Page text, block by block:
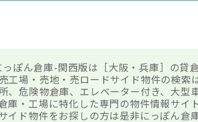
ぽん倉庫-関西版は［大阪・兵庫］の貸
工場・売地・売ロードサイド物件の検索
、危険物倉庫、エレベーター付き、大型
庫・工場に特化した専門の物件情報サイ
イド物件をお探しの方は是非にっぽん倉